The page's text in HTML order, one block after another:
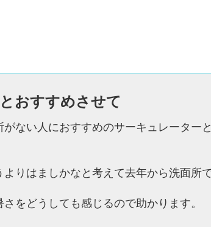
おすすめさせて
ない人におすすめのサーキュレーター
りはましかなと考えて去年から洗面所
をどうしても感じるので助かります。